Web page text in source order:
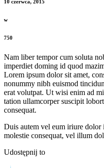
10 czerwca, 2015
w
750
Nam liber tempor cum soluta
imperdiet doming id quod
Lorem ipsum dolor sit amet,
nonummy nibh euismod
erat volutpat. Ut wisi enim ad
tation ullamcorper suscipit
consequat.
Duis autem vel eum iriure dolor
molestie consequat, vel illum
Udostępnij to